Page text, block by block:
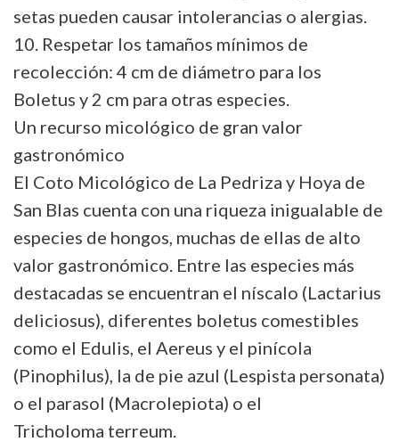
setas pueden causar intolerancias o alergias.
10. Respetar los tamaños mínimos de
recolección: 4 cm de diámetro para los
Boletus y 2 cm para otras especies.
Un recurso micológico de gran valor
gastronómico
El Coto Micológico de La Pedriza y Hoya de
San Blas cuenta con una riqueza inigualable de
especies de hongos, muchas de ellas de alto
valor gastronómico. Entre las especies más
destacadas se encuentran el níscalo (Lactarius
deliciosus), diferentes boletus comestibles
como el Edulis, el Aereus y el pinícola
(Pinophilus), la de pie azul (Lespista personata)
o el parasol (Macrolepiota) o el
Tricholoma terreum